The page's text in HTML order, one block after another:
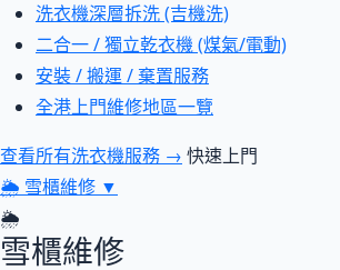
洗衣機深層拆洗 (吉機洗)
二合一 / 獨立乾衣機 (煤氣/電動)
安裝 / 搬運 / 棄置服務
全港上門維修地區一覽
查看所有洗衣機服務 → 快速上門
🌦 雪櫃維修 ▼
🌦
雪櫃維修